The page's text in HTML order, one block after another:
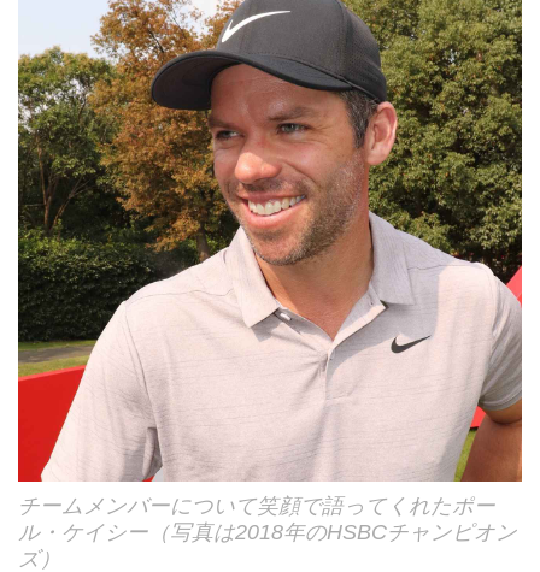
チームメンバーについて笑顔で語ってくれたポー
ル・ケイシー（写真は2018年のHSBCチャンピオン
ズ）